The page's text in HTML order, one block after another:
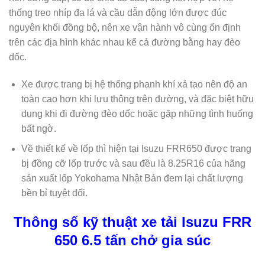
thống treo nhíp đa lá và cầu dẫn động lớn được đúc
nguyên khối đồng bộ, nên xe vận hành vô cùng ổn định
trên các địa hình khác nhau kể cả đường bằng hay đèo
dốc.
Xe được trang bị hệ thống phanh khí xả tạo nên độ an
toàn cao hơn khi lưu thông trên đường, và đặc biệt hữu
dụng khi đi đường đèo dốc hoặc gặp những tình huống
bất ngờ.
Về thiết kế về lốp thì hiện tại Isuzu FRR650 được trang
bị đồng cỡ lốp trước và sau đều là 8.25R16 của hãng
sản xuất lốp Yokohama Nhật Bản đem lại chất lượng
bền bỉ tuyệt đối.
Thông số kỹ thuật xe tải Isuzu FRR
650 6.5 tấn chở gia súc